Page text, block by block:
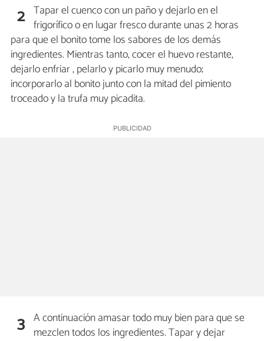
2 Tapar el cuenco con un paño y dejarlo en el
frigorífico o en lugar fresco durante unas 2 horas
para que el bonito tome los sabores de los demás
ingredientes. Mientras tanto, cocer el huevo restante,
dejarlo enfriar , pelarlo y picarlo muy menudo;
incorporarlo al bonito junto con la mitad del pimiento
troceado y la trufa muy picadita.
3 A continuación amasar todo muy bien para que se
mezclen todos los ingredientes. Tapar y dejar